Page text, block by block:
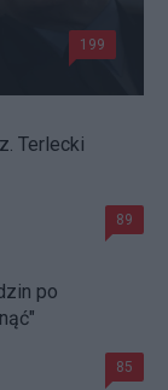
199
Terlecki
89
po
85